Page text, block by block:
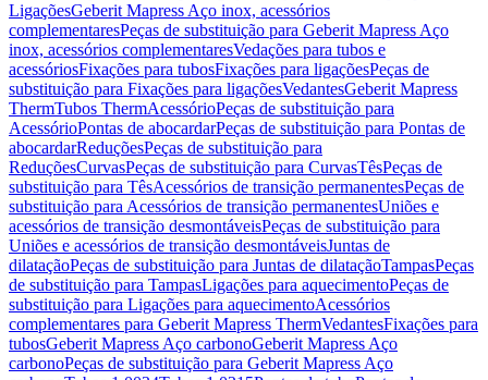
LigaçõesGeberit Mapress Aço inox, acessórios
complementaresPeças de substituição para Geberit Mapress Aço
inox, acessórios complementaresVedações para tubos e
acessóriosFixações para tubosFixações para ligaçõesPeças de
substituição para Fixações para ligaçõesVedantesGeberit Mapress
ThermTubos ThermAcessórioPeças de substituição para
AcessórioPontas de abocardarPeças de substituição para Pontas de
abocardarReduçõesPeças de substituição para
ReduçõesCurvasPeças de substituição para CurvasTêsPeças de
substituição para TêsAcessórios de transição permanentesPeças de
substituição para Acessórios de transição permanentesUniões e
acessórios de transição desmontáveisPeças de substituição para
Uniões e acessórios de transição desmontáveisJuntas de
dilataçãoPeças de substituição para Juntas de dilataçãoTampasPeças
de substituição para TampasLigações para aquecimentoPeças de
substituição para Ligações para aquecimentoAcessórios
complementares para Geberit Mapress ThermVedantesFixações para
tubosGeberit Mapress Aço carbonoGeberit Mapress Aço
carbonoPeças de substituição para Geberit Mapress Aço